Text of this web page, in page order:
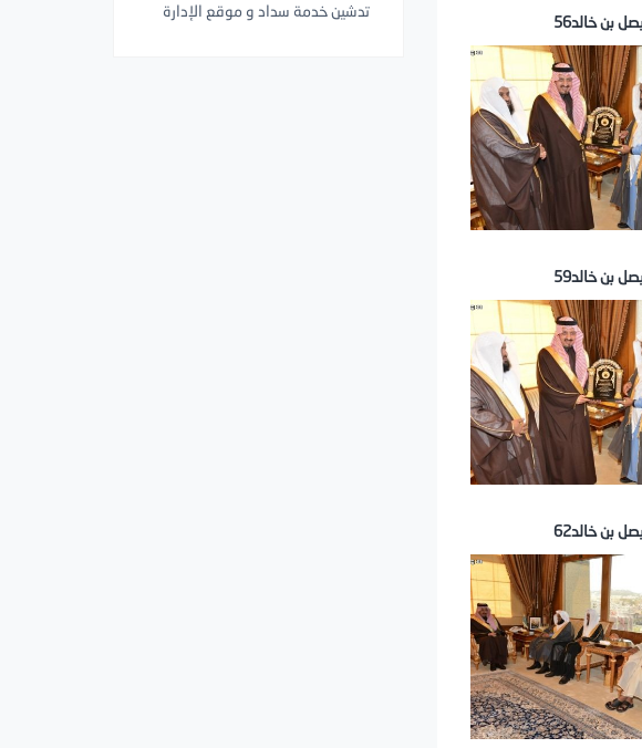
بن خالد56
بن خالد59
بن خالد62
تدشين خدمة سداد و موقع الإدارة